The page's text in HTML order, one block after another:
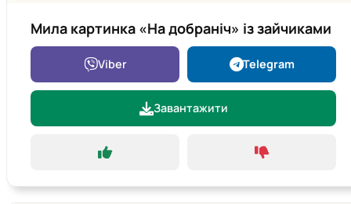
Мила картинка «На добраніч» із зайчиками
Viber Telegram
Завантажити